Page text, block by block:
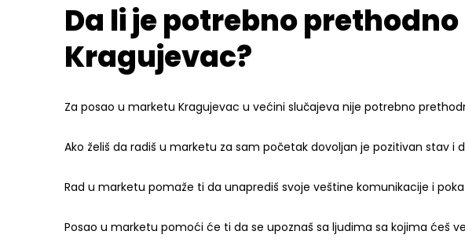
Da li je potrebno
Kragujevac?
Za posao u marketu Kragujevac u većini slučajeva nije potrebno
Ako želiš da radiš u marketu za sam početak dovoljan je pozitivan stav i
Rad u marketu pomaže ti da unaprediš svoje veštine komunikacije i
Posao u marketu pomoći će ti da se upoznaš sa ljudima sa kojima ćeš